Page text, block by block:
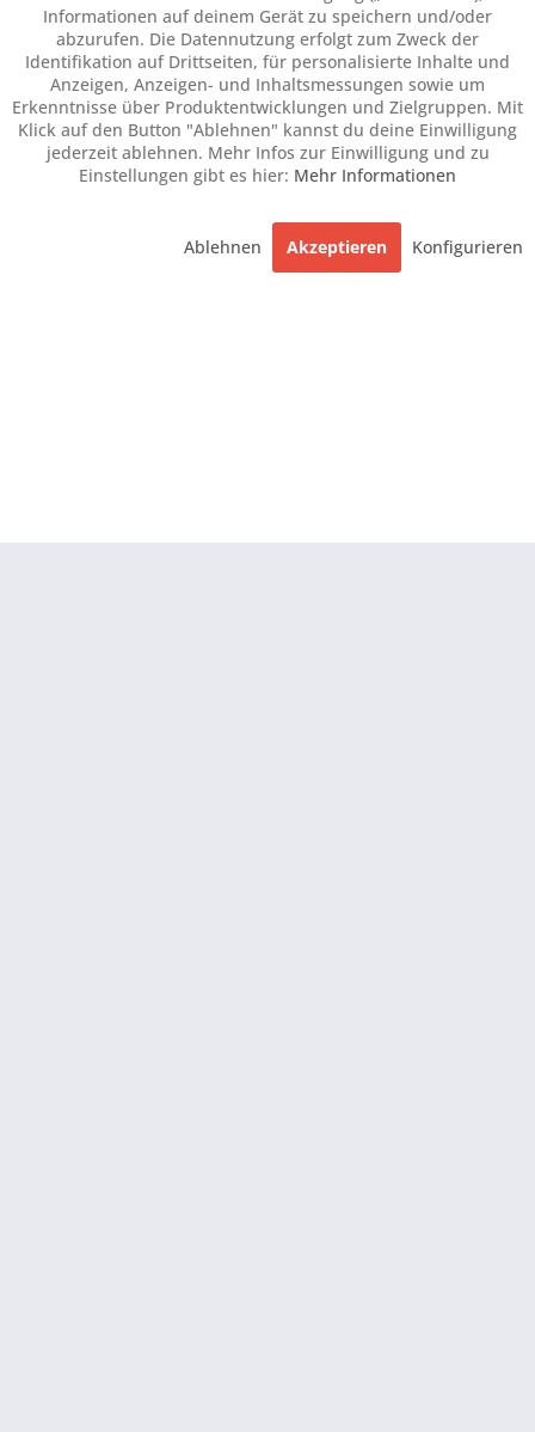
Informationen auf deinem Gerät zu speichern und/oder
abzurufen. Die Datennutzung erfolgt zum Zweck der
Identifikation auf Drittseiten, für personalisierte Inhalte und
Anzeigen, Anzeigen- und Inhaltsmessungen sowie um
Erkenntnisse über Produktentwicklungen und Zielgruppen. Mit
Klick auf den Button "Ablehnen" kannst du deine Einwilligung
jederzeit ablehnen. Mehr Infos zur Einwilligung und zu
Einstellungen gibt es hier: Mehr Informationen
Ablehnen Akzeptieren Konfigurieren